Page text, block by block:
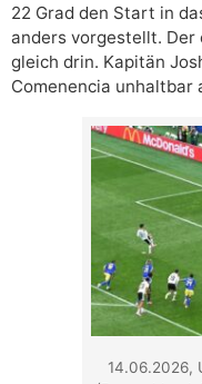
22 Grad den Start in
anders vorgestellt. Der
gleich drin. Kapitän
Comenencia unhaltbar
14.06.2026,